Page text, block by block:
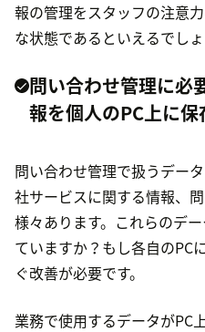
報の管理をスタッフの注意
な状態であるといえるでしょ
問い合わせ管理に必
報を個人のPC上に保
問い合わせ管理で扱うデー
社サービスに関する情報、
様々あります。これらのデ
ていますか？もし各自のPC
ぐ改善が必要です。
業務で使用するデータがPC